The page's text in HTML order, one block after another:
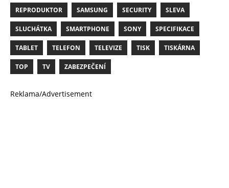
REPRODUKTOR SAMSUNG SECURITY SLEVA
SLUCHÁTKA SMARTPHONE SONY SPECIFIKACE
TABLET TELEFON TELEVIZE TISK TISKÁRNA
TOP TV ZABEZPEČENÍ
Reklama/Advertisement